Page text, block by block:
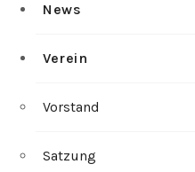
News
Verein
Vorstand
Satzung